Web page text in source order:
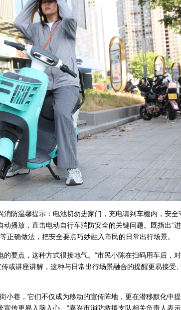
防温馨提示：电池切勿进家门，充电请到车棚内，安全
播放，直击电动自行车消防安全的关键问题。既指出“进
正确做法，把安全要点巧妙融入市民的日常出行场景。
要点，这种方式很接地气。”市民小陈在扫码用车后，
或讲座讲解，这种与日常出行场景融合的提醒更易接受
小巷，它们不仅成为移动的宣传阵地，更在潜移默化中
传更易入脑入心。”嘉兴市消防救援支队相关负责人表